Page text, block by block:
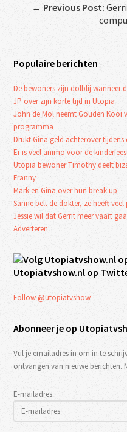
← Previous Post:
Populaire berichten
De bewoners zijn dolblij wanneer
JP over zijn korte tijd in Utopia
John de Mol neemt Gouden Kooi
programma
Drukt Gina geld achterover tijdens
Er is veel animo voor de
Utopia bewoner Timothy deelt
Franny
Mark en Gina over hun break up
Sanne belt de dokter, ze heeft veel
Jessie wil dat Gerrit meer vaart
Adverteren
Utopiatvshow.nl op
Follow @utopiatvshow
Abonneer je op
Vul je emailadres in om in te
ontvangen van nieuwe berichten.
E-mailadres